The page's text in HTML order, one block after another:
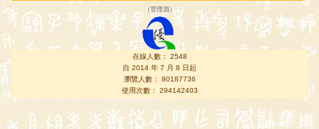
（管理員 ）
在線人數： 2548
自 2014 年 7 月 8 日起
瀏覽人數： 80187736
使用次數： 294142403